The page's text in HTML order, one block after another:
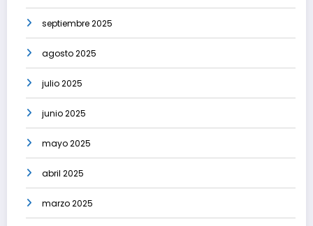
septiembre 2025
agosto 2025
julio 2025
junio 2025
mayo 2025
abril 2025
marzo 2025